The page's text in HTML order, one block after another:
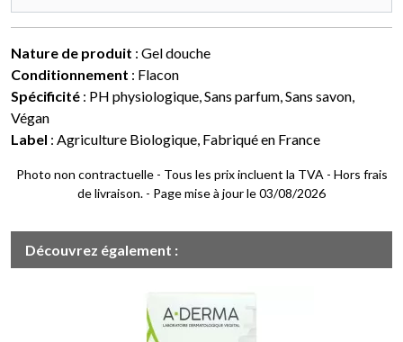
Nature de produit : Gel douche
Conditionnement : Flacon
Spécificité : PH physiologique, Sans parfum, Sans savon,
Végan
Label : Agriculture Biologique, Fabriqué en France
Photo non contractuelle - Tous les prix incluent la TVA - Hors frais
de livraison. - Page mise à jour le 03/08/2026
Découvrez également :